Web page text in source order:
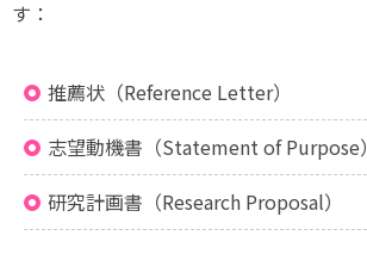
す：
推薦状（Reference Letter）
志望動機書（Statement of Purpose）
研究計画書（Research Proposal）